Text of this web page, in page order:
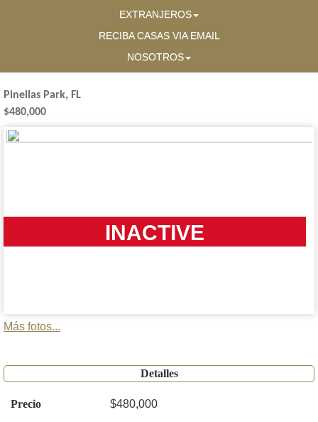
EXTRANJEROS
RECIBA CASAS VIA EMAIL
NOSOTROS
Pinellas Park, FL
$480,000
INACTIVE
Más fotos...
Detalles
Precio $480,000